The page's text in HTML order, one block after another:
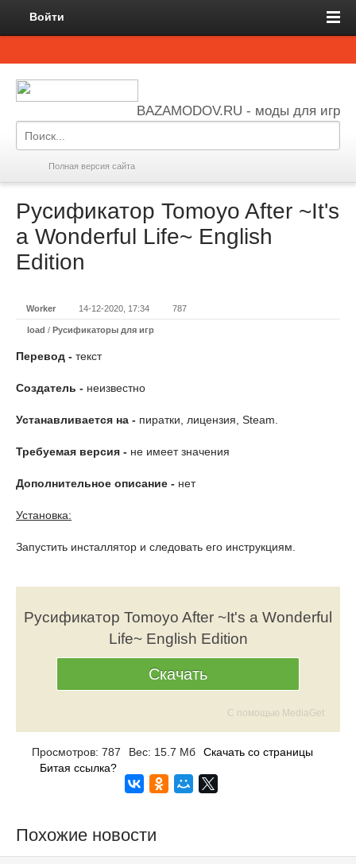
Войти
BAZAMODOV.RU - моды для игр
Полная версия сайта
Русификатор Tomoyo After ~It's
a Wonderful Life~ English
Edition
Worker 14-12-2020, 17:34 787
load / Русификаторы для игр
Перевод - текст
Создатель - неизвестно
Устанавливается на - пиратки, лицензия, Steam.
Требуемая версия - не имеет значения
Дополнительное описание - нет
Установка:
Запустить инсталлятор и следовать его инструкциям.
Русификатор Tomoyo After ~It's a Wonderful
Life~ English Edition
Скачать
С помощью MediaGet
Просмотров: 787 Вес: 15.7 Мб
Скачать со страницы
Битая ссылка?
Похожие новости